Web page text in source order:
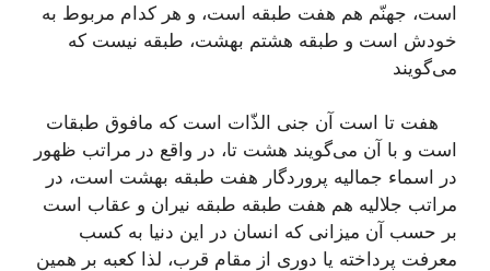
است، جهنّم هم هفت طبقه است، و هر کدام مربوط به
خودش است و طبقه هشتم بهشت، طبقه نیست که
می‌گویند
هفت تا است آن جنی الذّات است که مافوق طبقات
است و با آن می‌گویند هشت تا، در واقع در مراتب ظهور
در اسماء جمالیه پروردگار هفت طبقه بهشت است، در
مراتب جلالیه هم هفت طبقه طبقه نیران و عقاب است
بر حسب آن میزانی که انسان در این دنیا به کسب
معرفت پرداخته یا دوری از مقام قرب، لذا کعبه بر همین